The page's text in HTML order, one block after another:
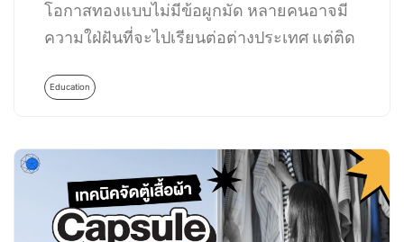
โอกาสทองแบบไม่มีข้อผูกมัด หลายคนอาจมี
ความใฝ่ฝันที่จะไปเรียนต่อต่างประเทศ แต่ติด
Education